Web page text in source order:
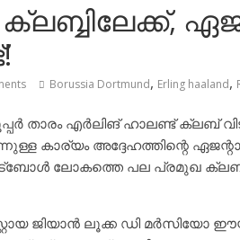
Borussia Dortmund, Erling haaland,
താരം എർലിങ് ഹാലണ്ട് ക്ലബ്
കാര്യം അദ്ദേഹത്തിന്റെ
ലോകത്തെ പല പ്രമുഖ
ജിയാൻ ലൂക്ക ഡി മർസിയോ